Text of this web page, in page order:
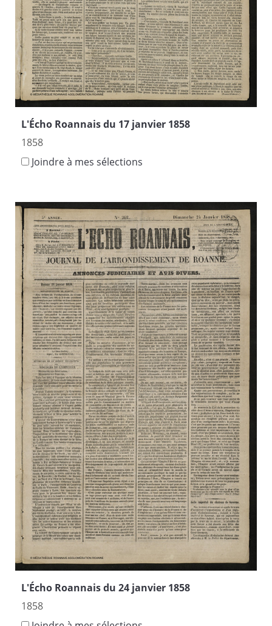
L'Écho Roannais du 17 janvier 1858
1858
Joindre à mes sélections
L'Écho Roannais du 24 janvier 1858
1858